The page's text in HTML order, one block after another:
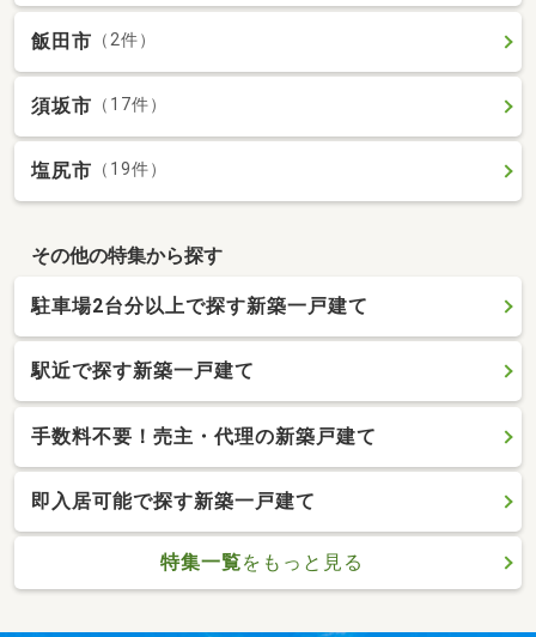
飯田市 （2件）
須坂市 （17件）
塩尻市 （19件）
その他の特集から探す
駐車場2台分以上で探す新築一戸建て
駅近で探す新築一戸建て
手数料不要！売主・代理の新築戸建て
即入居可能で探す新築一戸建て
特集一覧をもっと見る